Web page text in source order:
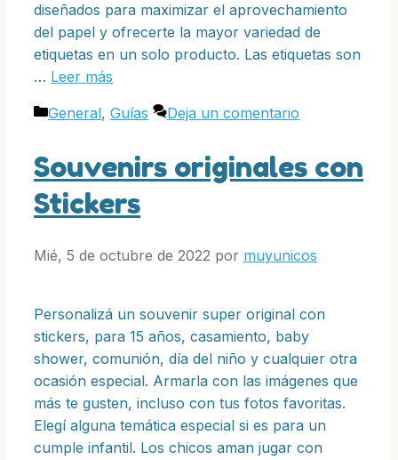
diseñados para maximizar el aprovechamiento
del papel y ofrecerte la mayor variedad de
etiquetas en un solo producto. Las etiquetas son
… Leer más
Categorías
General, Guías Deja un comentario
Souvenirs originales con
Stickers
Mié, 5 de octubre de 2022 por muyunicos
Personalizá un souvenir super original con
stickers, para 15 años, casamiento, baby
shower, comunión, día del niño y cualquier otra
ocasión especial. Armarla con las imágenes que
más te gusten, incluso con tus fotos favoritas.
Elegí alguna temática especial si es para un
cumple infantil. Los chicos aman jugar con